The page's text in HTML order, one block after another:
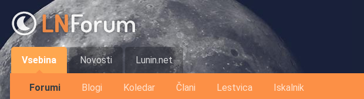
Vsebina
Forumi Blogi Koledar Člani Lestvica Iskalnik
Novosti Lunin.net